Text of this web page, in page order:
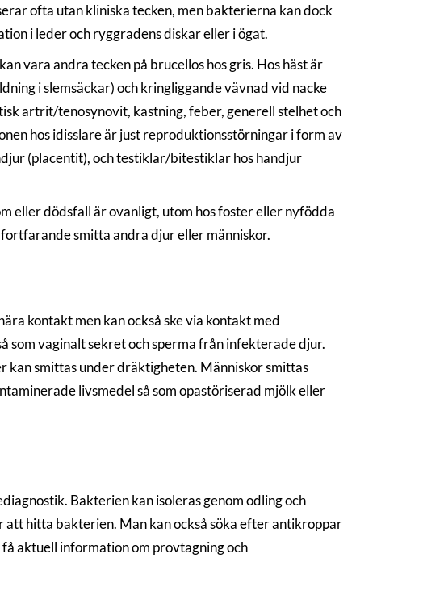
ofta utan kliniska tecken, men bakterierna kan dock
i leder och ryggradens diskar eller i ögat.
vara andra tecken på brucellos hos gris. Hos häst är
i slemsäckar) och kringliggande vävnad vid nacke
artrit/tenosynovit, kastning, feber, generell stelhet och
hos idisslare är just reproduktionsstörningar i form av
(placentit), och testiklar/bitestiklar hos handjur
eller dödsfall är ovanligt, utom hos foster eller nyfödda
smitta andra djur eller människor.
kontakt men kan också ske via kontakt med
vaginalt sekret och sperma från infekterade djur.
kan smittas under dräktigheten. Människor smittas
livsmedel så som opastöriserad mjölk eller
Bakterien kan isoleras genom odling och
hitta bakterien. Man kan också söka efter antikroppar
aktuell information om provtagning och